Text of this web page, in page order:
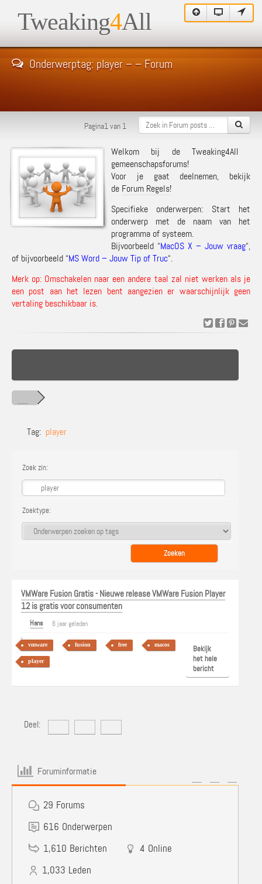
Tweaking4All
Onderwerptag: player – – Forum
Pagina1 van 1
Welkom bij de Tweaking4All
gemeenschapsforums!
Voor je gaat deelnemen, bekijk
de Forum Regels!
Specifieke onderwerpen: Start het
onderwerp met de naam van het
programma of systeem.
Bijvoorbeeld “MacOS X – Jouw vraag“,
of bijvoorbeeld “MS Word – Jouw Tip of Truc“.
Merk op: Omschakelen naar een andere taal zal niet werken als je
een post aan het lezen bent aangezien er waarschijnlijk geen
vertaling beschikbaar is.
Tag: player
Zoek zin:
Zoektype:
VMWare Fusion Gratis - Nieuwe release VMWare Fusion Player
12 is gratis voor consumenten
Hans 6 jaar geleden
vmware fusion free macos
player
Bekijk
het hele
bericht
Deel:
Foruminformatie
29 Forums
616 Onderwerpen
1,610 Berichten 4 Online
1,033 Leden